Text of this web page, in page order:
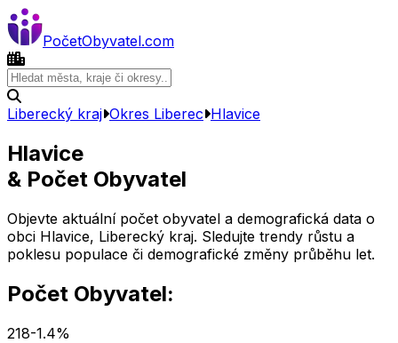
PočetObyvatel.com
Liberecký kraj Okres Liberec Hlavice
Hlavice
& Počet Obyvatel
Objevte aktuální počet obyvatel a demografická data o
obci Hlavice, Liberecký kraj. Sledujte trendy růstu a
poklesu populace či demografické změny průběhu let.
Počet Obyvatel:
218-1.4%